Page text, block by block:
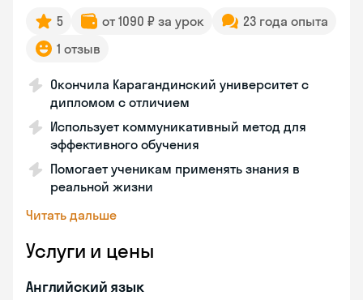
5 от 1090 ₽ за урок
23 года опыта
1 отзыв
Окончила Карагандинский университет с
дипломом с отличием
Использует коммуникативный метод для
эффективного обучения
Помогает ученикам применять знания в
реальной жизни
Читать дальше
Услуги и цены
Английский язык